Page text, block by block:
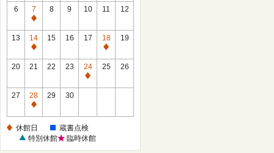
6
7
休
館
日
8 9 10 11 12
13
14
休
館
15 16 17
18
休
館
19
20 21 22 23
24
休
25 26
27
28
休
日
29 30
休館日
蔵書点検
特別休館
臨時休館